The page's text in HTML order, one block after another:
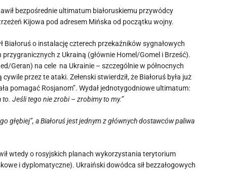
bezpośrednie ultimatum białoruskiemu przywódcy
Kijowa pod adresem Mińska od początku wojny.
o instalację czterech przekaźników sygnałowych
z Ukrainą (głównie Homel/Gomel i Brześć).
Geran) na cele na Ukrainie – szczególnie w północnych
przez te ataki. Zełenski stwierdził, że Białoruś była już
pomagać Rosjanom”. Wydał jednotygodniowe ultimatum:
to. Jeśli tego nie zrobi – zrobimy to my.”
głębiej”, a Białoruś jest jednym z głównych dostawców paliwa
wtedy o rosyjskich planach wykorzystania terytorium
i dyplomatyczne). Ukraiński dowódca sił bezzałogowych